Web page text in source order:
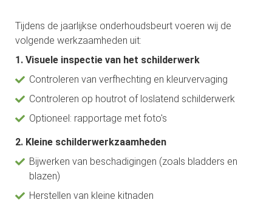
Tijdens de jaarlijkse onderhoudsbeurt voeren wij de
volgende werkzaamheden uit:
1. Visuele inspectie van het schilderwerk
Controleren van verfhechting en kleurvervaging
Controleren op houtrot of loslatend schilderwerk
Optioneel: rapportage met foto's
2. Kleine schilderwerkzaamheden
Bijwerken van beschadigingen (zoals bladders en
blazen)
Herstellen van kleine kitnaden